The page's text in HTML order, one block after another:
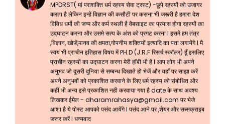
MPDRST( मां पराशक्ति धर्म रहस्य सेवा ट्रस्ट) -छुपे रहस्यों को उजागर
करता है लेकिन इन्हें विज्ञान की कसौटी पर कसना भी जरूरी है हमारा देश
विविध धर्मो की जन्म और कर्म स्थली है वैबसाइट का प्रयास होगा रहस्यों का
उद्घाटन करना और उसमे सत्य के अंश को प्रगट करना l इसमें हम तंत्र
,विज्ञान, खोजें,मानव की क्षमता,गोपनीय शक्तियों इत्यादि का पता लगायेंगे l मै
स्वयं भी प्राचीन इतिहास विषय में PH.D (J.R.F रिसर्च स्कॉलर) हूँ इसलिए
प्राचीन रहस्यों का उद्घाटन करना मेरी हॉबी भी है l आप लोग भी अपने
अनुभव जो दूसरी दुनिया से सम्बन्ध दिखाते हो भेजें और यहाँ पर साझा करें
अपने अनुभवों को प्रकाशित करवाने के लिए धर्म रहस्य को संबोधित और
कहीं भी अन्य इसे प्रकाशित नही करवाया गया है date के साथ अवश्य
लिखकर ईमेल - dharamrahasya@gmail.com पर भेजे
आशा है ये पोस्ट आपको पसंद आयेंगे l पसंद आने पर ,शेयर और सब्सक्राइब
जरूर करें l धन्यवाद